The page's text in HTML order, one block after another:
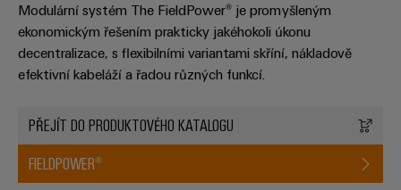
Modulární systém The FieldPower® je promyšleným
ekonomickým řešením prakticky jakéhokoli úkonu
decentralizace, s flexibilními variantami skříní, nákladově
efektivní kabeláží a řadou různých funkcí.
PŘEJÍT DO PRODUKTOVÉHO KATALOGU
FIELDPOWER®